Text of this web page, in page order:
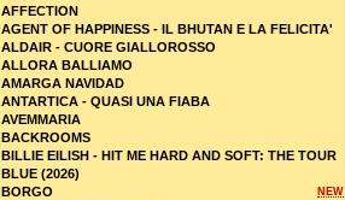
AFFECTION
AGENT OF HAPPINESS - IL BHUTAN E LA FELICITA'
ALDAIR - CUORE GIALLOROSSO
ALLORA BALLIAMO
AMARGA NAVIDAD
ANTARTICA - QUASI UNA FIABA
AVEMMARIA
BACKROOMS
BILLIE EILISH - HIT ME HARD AND SOFT: THE TOUR
BLUE (2026)
NEW
BORGO